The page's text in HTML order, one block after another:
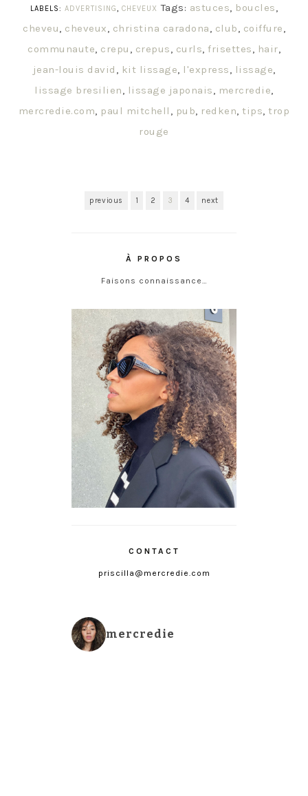
LABELS: ADVERTISING, CHEVEUX Tags: astuces, boucles,
cheveu, cheveux, christina caradona, club, coiffure,
communaute, crepu , crepus, curls, frisettes, hair,
jean-louis david , kit lissage, l'express, lissage,
lissage bresilien, lissage japonais, mercredie,
mercredie.com, paul mitchell , pub, redken,tips,trop
rouge
previous 1 2 3 4 next
À PROPOS
Faisons connaissance…
CONTACT
priscilla@mercredie.com
mercredie